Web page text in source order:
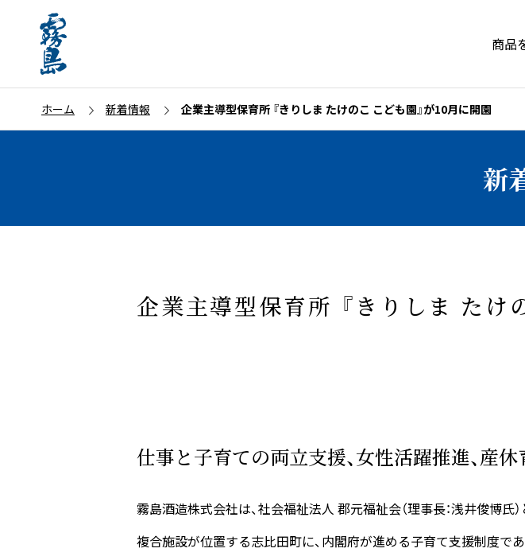
商品
ホーム 新着情報 企業主導型保育所 『きりしま たけのこ こども園』が10月に開園
新
企業主導型保育所 『きりしま たけ
仕事と子育ての両立支援、女性活躍推進、産
霧島酒造株式会社は、社会福祉法人 郡元福祉会（理事長：浅井俊博
複合施設が位置する志比田町に、内閣府が進める子育て支援制度で